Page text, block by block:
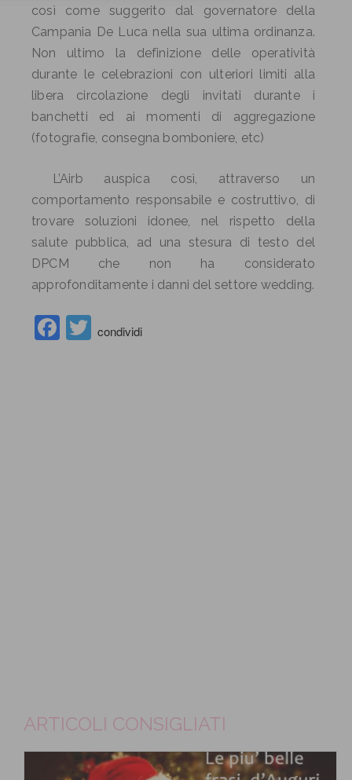
così come suggerito dal governatore della
Campania De Luca nella sua ultima ordinanza.
Non ultimo la definizione delle operatività
durante le celebrazioni con ulteriori limiti alla
libera circolazione degli invitati durante i
banchetti ed ai momenti di aggregazione
(fotografie, consegna bomboniere, etc)
L’Airb auspica così, attraverso un
comportamento responsabile e costruttivo, di
trovare soluzioni idonee, nel rispetto della
salute pubblica, ad una stesura di testo del
DPCM che non ha considerato
approfonditamente i danni del settore wedding.
FacebookTwitter
condividi
ARTICOLI CONSIGLIATI